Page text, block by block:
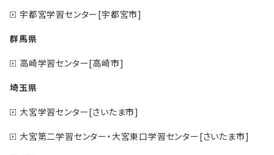
宇都宮学習センター[宇都宮市]
群馬県
高崎学習センター[高崎市]
埼玉県
大宮学習センター[さいたま市]
大宮第二学習センター・大宮東口学習センター[さいたま市]